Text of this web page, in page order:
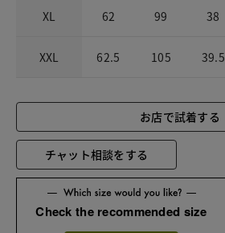
XL 62 99 38
XXL 62.5 105 39.5
お店で試着する
チャット相談をする
Check the recommended size